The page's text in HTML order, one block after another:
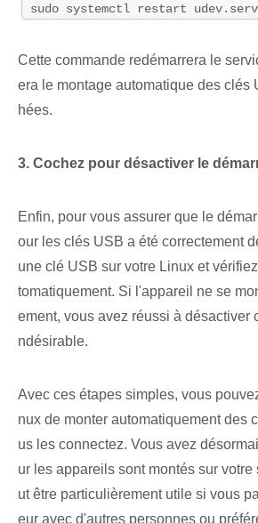
sudo systemctl restart
Cette commande redémarrera le
era le montage automatique des clés
hées.
3. Cochez pour désactiver le
Enfin, pour vous assurer que le
our les clés USB a été correctement
une clé USB sur votre Linux et
tomatiquement. Si l'appareil ne se
ement, vous avez réussi à désactiver
ndésirable.
Avec ces étapes simples, vous
nux de monter automatiquement des
us les connectez. Vous avez
ur les appareils ‌sont montés sur votre
ut être‌ particulièrement‌ utile si vous
eur avec d'autres personnes⁣ ou